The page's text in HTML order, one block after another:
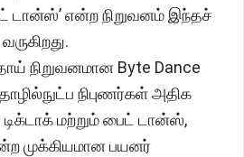
டான்ஸ்’ என்ற நிறுவனம் இந்தச்
நிறுவனமான Byte Dance
நிபுணர்கள் அதிக
மற்றும் பைட் டான்ஸ்,
முக்கியமான பயனர்